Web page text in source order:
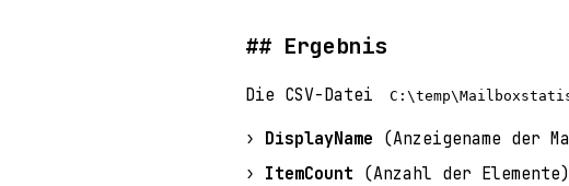
Ergebnis
Die CSV-Datei
DisplayName (Anzeigename der
ItemCount (Anzahl der Elemente)